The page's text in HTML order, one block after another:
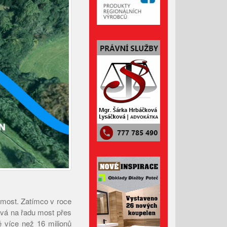
podvodnými e-maily
Desatero pro horké dny
vražda dvou stopařek
Červenec 2026
Červen 2026
Květen 2026
Duben 2026
Březen 2026
Únor 2026
Zatímco v roce
na řadu most přes
více než 16 milionů